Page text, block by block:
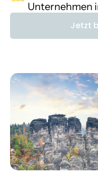
Unternehmen
Jetzt